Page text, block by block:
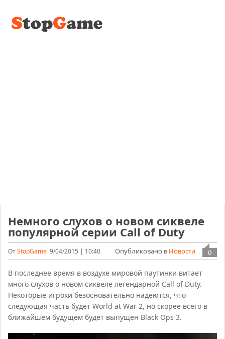
Немного слухов о новом сиквеле
популярной серии Call of Duty
ОтStopGame 9/04/2015 | 10:40 0
Опубликовано в Новости
В последнее время в воздухе мировой паутинки витает
много слухов о новом сиквеле легендарной Call of Duty.
Некоторые игроки безосновательно надеются, что
следующая часть будет World at War 2, но скорее всего в
ближайшем будущем будет выпущен Black Ops 3.